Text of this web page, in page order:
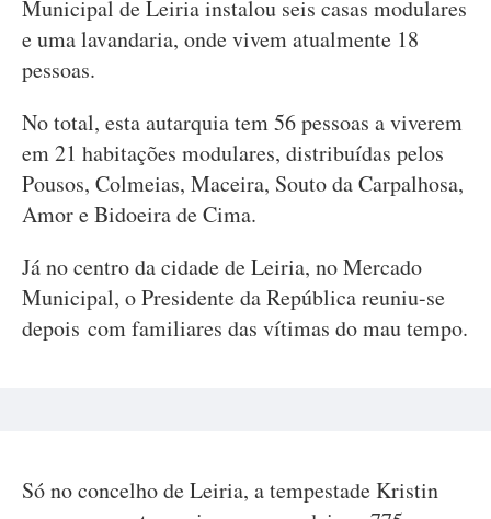
Municipal de Leiria instalou seis casas modulares
e uma lavandaria, onde vivem atualmente 18
pessoas.
No total, esta autarquia tem 56 pessoas a viverem
em 21 habitações modulares, distribuídas pelos
Pousos, Colmeias, Maceira, Souto da Carpalhosa,
Amor e Bidoeira de Cima.
Já no centro da cidade de Leiria, no Mercado
Municipal, o Presidente da República reuniu-se
depois com familiares das vítimas do mau tempo.
Só no concelho de Leiria, a tempestade Kristin